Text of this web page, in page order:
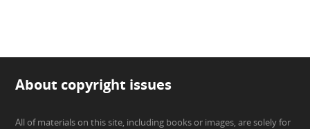
About copyright issues
All of materials on this site, including books or images, are solely for